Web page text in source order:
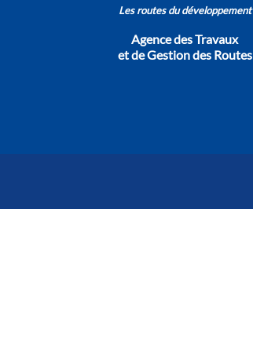
Les routes du développement
Agence des Travaux
et de Gestion des Routes